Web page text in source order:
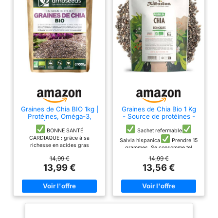
Graines de Chia BIO 1kg |
Protéines, Oméga-3,
Fibres | Salvia Hispanica
BONNE SANTÉ
CARDIAQUE : grâce à sa
richesse en acides gras
des oméga 3 (18,5g/100g), nos
Graines de Chia Bio sont très
bénéfiques pour le cœur. En
effet, un excès de graisses
saturées peut être nocif pour la
santé. C’est pourquoi il est
intéressant de remplacer les
14,99 €
13,99 €
Graines de Chia Bio 1 Kg
- Source de protéines -
fibres - OMEGA 3
Sachet refermable ​​​
Salvia hispanica ​​​
Prendre 15
grammes. Se consomme tel
quel, réhydraté, mélangé à un
yaourt, compote, pâtisserie, ou
salade.
14,99 €
13,56 €